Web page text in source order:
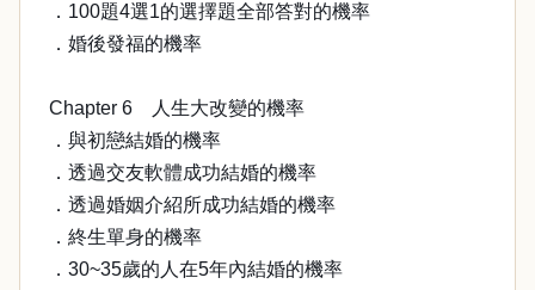
．100題4選1的選擇題全部答對的機率
．婚後發福的機率
Chapter 6 人生大改變的機率
．與初戀結婚的機率
．透過交友軟體成功結婚的機率
．透過婚姻介紹所成功結婚的機率
．終生單身的機率
．30~35歲的人在5年內結婚的機率